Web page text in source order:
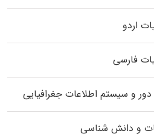
اردو
فارسی
و سیستم اطلاعات جغرافیایی
و دانش شناسی